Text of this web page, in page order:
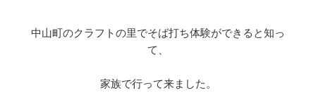
中山町のクラフトの里でそば打ち体験ができると知っ
て、
家族で行って来ました。